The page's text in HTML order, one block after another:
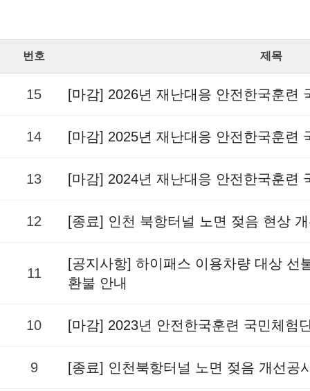
번호 제목
15 [마감] 2026년 재난대응 안전한국훈련
14 [마감] 2025년 재난대응 안전한국훈련
13 [마감] 2024년 재난대응 안전한국훈련
12 [종료] 인천 북항터널 노면 젖음 현상
11
[공지사항] 하이패스 이용차량 대상 선
환불 안내
10 [마감] 2023년 안전한국훈련 국민체험
9 [종료] 인천북항터널 노면 젖음 개선공